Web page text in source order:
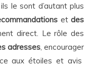
le sont d’autant plus
etdes
direct. Le rôle des
adresses , encourager
aux étoiles et avis